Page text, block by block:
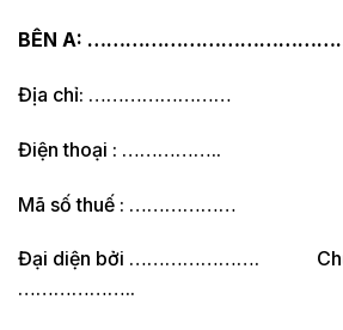
BÊN A:
Địa chỉ: ……………………
Điện thoại : ……………..
Mã số thuế : ………………
Đại diện bởi ………………….
………………..